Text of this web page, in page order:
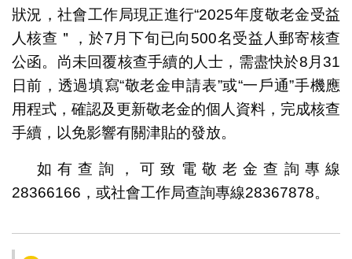
狀況，社會工作局現正進行“2025年度敬老金受益
人核查＂，於7月下旬已向500名受益人郵寄核查
公函。尚未回覆核查手續的人士，需盡快於8月31
日前，透過填寫“敬老金申請表”或“一戶通”手機應
用程式，確認及更新敬老金的個人資料，完成核查
手續，以免影響有關津貼的發放。
如有查詢，可致電敬老金查詢專線
28366166，或社會工作局查詢專線28367878。